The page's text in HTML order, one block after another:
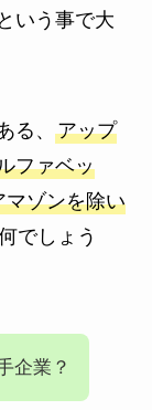
いう事で大
る、 アップ
ファベッ
マゾンを除い
でしょう
企業？